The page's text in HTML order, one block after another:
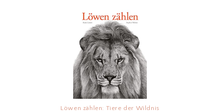
Löwen zählen: Tiere der Wildnis